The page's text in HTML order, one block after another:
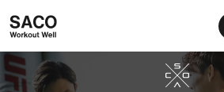
SACO ウェルビーイ